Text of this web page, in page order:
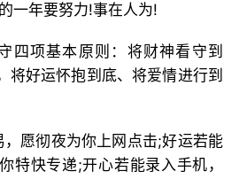
一年要努力!事在人为!
四项基本原则：将财神看守到
将好运怀抱到底、将爱情进行到
愿彻夜为你上网点击;好运若能
特快专递;开心若能录入手机，